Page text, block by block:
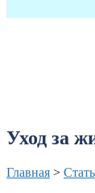
Уход за
Главная >